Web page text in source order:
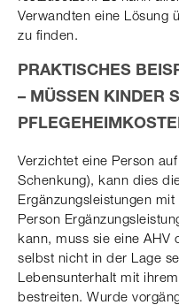
Verwandten eine Lösung
zu finden.
PRAKTISCHES
– MÜSSEN KINDER
Verzichtet eine Person
Schenkung), kann dies
Ergänzungsleistungen
Person
kann, muss sie eine AHV
selbst nicht in der Lage
Lebensunterhalt mit
bestreiten. Wurde